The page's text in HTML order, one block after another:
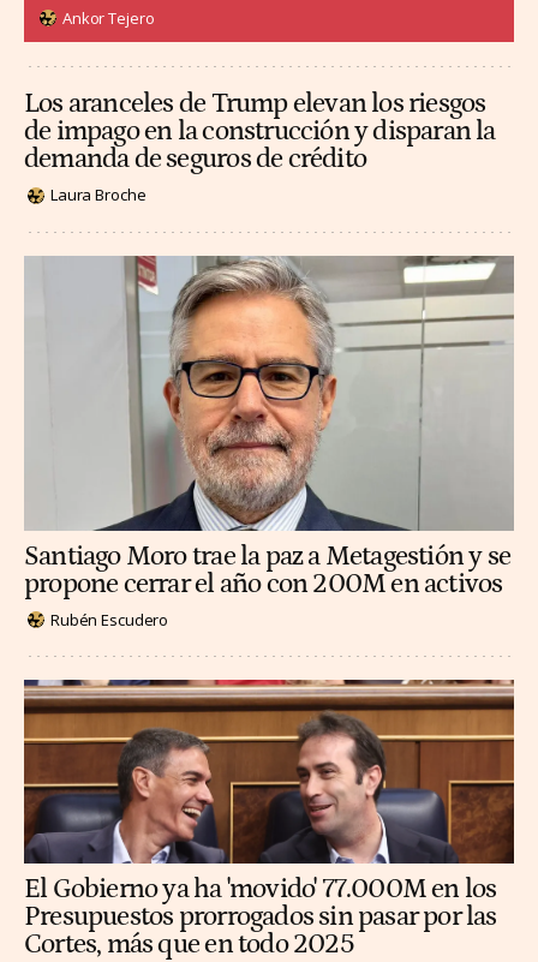
Ankor Tejero
Los aranceles de Trump elevan los riesgos
de impago en la construcción y disparan la
demanda de seguros de crédito
Laura Broche
Santiago Moro trae la paz a Metagestión y se
propone cerrar el año con 200M en activos
Rubén Escudero
El Gobierno ya ha 'movido' 77.000M en los
Presupuestos prorrogados sin pasar por las
Cortes, más que en todo 2025